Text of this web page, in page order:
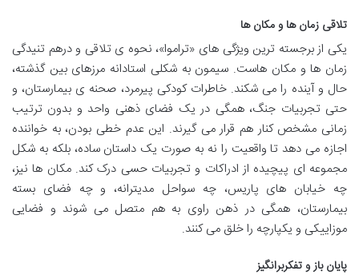
تلاقی زمان ها و مکان ها
یکی از برجسته ترین ویژگی های «تراموا»، نحوه ی تلاقی و درهم تنیدگی
زمان ها و مکان هاست. سیمون به شکلی استادانه مرزهای بین گذشته،
حال و آینده را می شکند. خاطرات کودکی پیرمرد، صحنه ی بیمارستان، و
حتی تجربیات جنگ، همگی در یک فضای ذهنی واحد و بدون ترتیب
زمانی مشخص کنار هم قرار می گیرند. این عدم خطی بودن، به خواننده
اجازه می دهد تا واقعیت را نه به صورت یک داستان ساده، بلکه به شکل
مجموعه ای پیچیده از ادراکات و تجربیات حسی درک کند. مکان ها نیز،
چه خیابان های پاریس، چه سواحل مدیترانه، و چه فضای بسته
بیمارستان، همگی در ذهن راوی به هم متصل می شوند و فضایی
موزاییکی و یکپارچه را خلق می کنند.
پایان باز و تفکربرانگیز